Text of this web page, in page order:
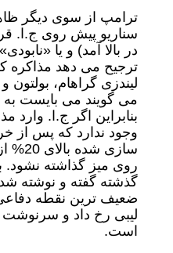
ترامپ از سوی دیگر
سناریو پیش روی ج.ا.
در بالا آمد) و یا
ترجیح می دهد مذاکره
لیندزی گراهام،
می گویند می بایست به
بنابراین اگر ج.ا. وارد
وجود ندارد که پس از
سازی
روی میز گذاشته نشود.
گذشته گفته و نوشته
ضعیف ترین نقطه دفاعی
لیبی رخ داد و
است.